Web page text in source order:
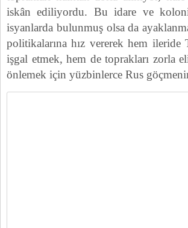
iskân ediliyordu. Bu idare ve
isyanlarda bulunmuş olsa da
politikalarına hız vererek hem ileride
işgal etmek, hem de toprakları zorla
önlemek için yüzbinlerce Rus